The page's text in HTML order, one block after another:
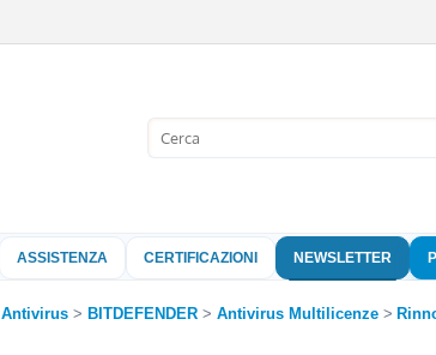
ASSISTENZA CERTIFICAZIONI NEWSLETTER
Antivirus BITDEFENDER Antivirus Multilicenze